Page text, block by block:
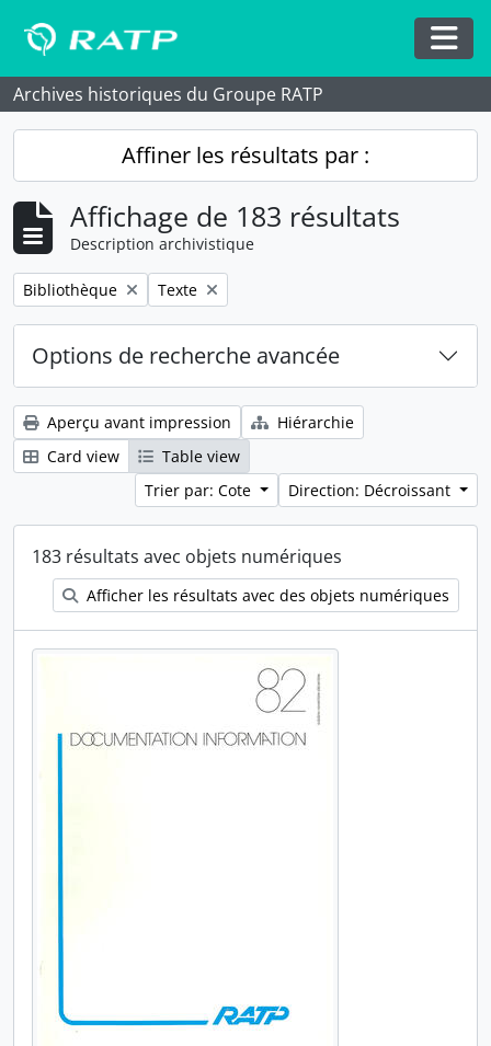
Archives historiques du Groupe RATP
Affiner les résultats par :
Affichage de 183 résultats
Description archivistique
Remove filter:
Bibliothèque Remove filter:
Texte
Options de recherche avancée
Aperçu avant impression
Hiérarchie
Card view
Table view
Trier par: Cote
Direction: Décroissant
183 résultats avec objets numériques
Afficher les résultats avec des objets numériques